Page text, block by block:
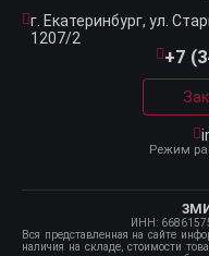
г. Екатеринбург, ул.
1207/2
+7
Режим
ИНН:
Вся представленная на сайте
наличия на складе, стоимости